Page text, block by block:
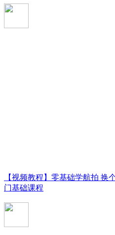
【视频教程】零基础学航拍 换
门基础课程